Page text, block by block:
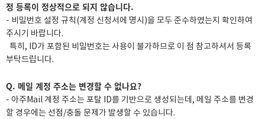
정 등록이 정상적으로 되지 않습니다.
- 비밀번호 설정 규칙(계정 신청서에 명시)을 모두 준수하였는지 확인하여
주시기 바랍니다.
특히, ID가 포함된 비밀번호는 사용이 불가하므로 이 점 참고하셔서 등록
부탁드립니다.
Q. 메일 계정 주소는 변경할 수 없나요?
- 아주Mail 계정 주소는 포탈 ID를 기반으로 생성되는데, 메일 주소를 변경
할 경우에는 선점/충돌 문제가 발생할 수 있습니다.